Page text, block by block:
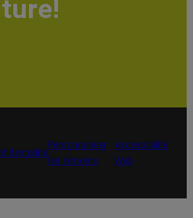
Personnaliser
les témoins
Accessibilité
Web